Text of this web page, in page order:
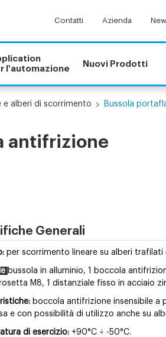
Contatti Azienda
l'automazione
Nuovi Prodotti
e alberi di scorrimento Bussola
antifrizione
Generali
per scorrimento lineare su alberi
bussola in alluminio, 1 boccola
M8, 1 distanziale fisso in acciaio
boccola antifrizione insensibile a
e con possibilità di utilizzo anche su
di esercizio: +90°C ÷ -50°C.